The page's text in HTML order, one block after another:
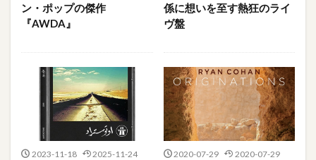
ン・ポップの傑作
『AWDA』
係に想いを至す熱狂のライ
ヴ盤
2023-11-18 2025-11-24 2020-07-29 2020-07-29